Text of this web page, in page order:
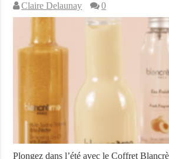
Claire Delaunay
0
Plongez dans l’été avec le Coffret